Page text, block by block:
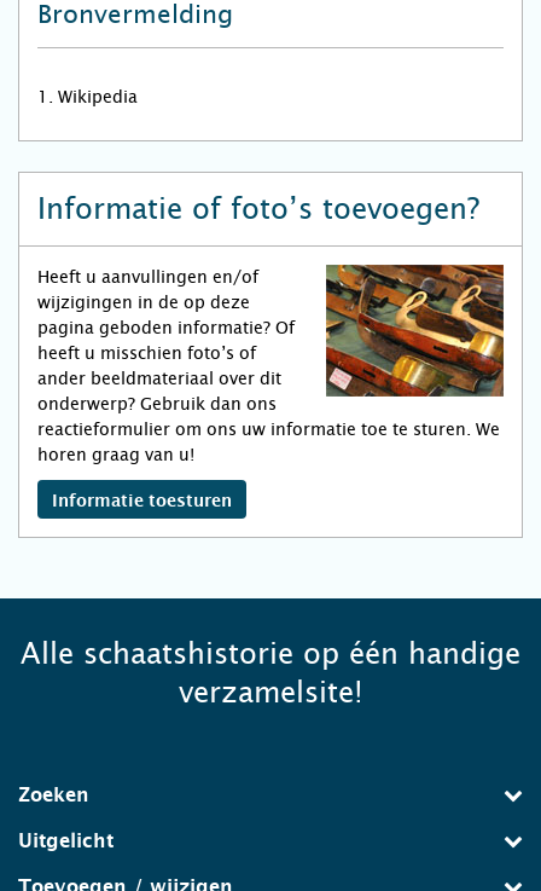
Bronvermelding
1. Wikipedia
Informatie of foto’s toevoegen?
Heeft u aanvullingen en/of
wijzigingen in de op deze
pagina geboden informatie? Of
heeft u misschien foto’s of
ander beeldmateriaal over dit
onderwerp? Gebruik dan ons
reactieformulier om ons uw informatie toe te sturen. We
horen graag van u!
Informatie toesturen
Alle schaatshistorie op één handige
verzamelsite!
Zoeken
Uitgelicht